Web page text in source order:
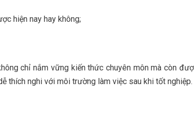
hiện nay hay không;
chỉ nắm vững kiến thức chuyên môn mà còn
thích nghi với môi trường làm việc sau khi tốt nghiệp.